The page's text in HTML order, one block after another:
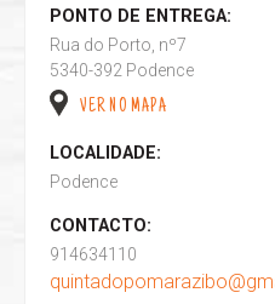
PONTO DE ENTREGA:
Rua do Porto, nº7
5340-392 Podence
VER NO MAPA
LOCALIDADE:
Podence
CONTACTO:
914634110